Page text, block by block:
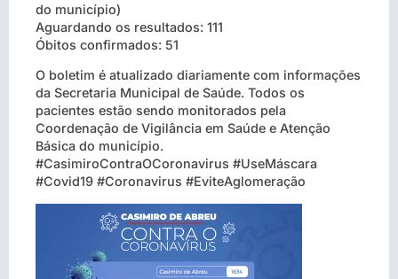
do município)
Aguardando os resultados: 111
Óbitos confirmados: 51
O boletim é atualizado diariamente com informações
da Secretaria Municipal de Saúde. Todos os
pacientes estão sendo monitorados pela
Coordenação de Vigilância em Saúde e Atenção
Básica do município.
#CasimiroContraOCoronavirus #UseMáscara
#Covid19 #Coronavirus #EviteAglomeração